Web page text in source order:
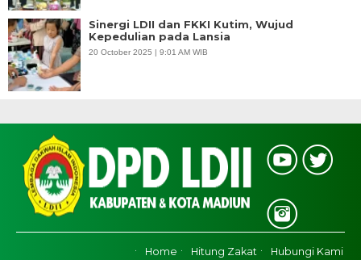
Sinergi LDII dan FKKI Kutim, Wujud
Kepedulian pada Lansia
20 October 2025 | 9:01 AM WIB
Home Hitung Zakat Hubungi Kami